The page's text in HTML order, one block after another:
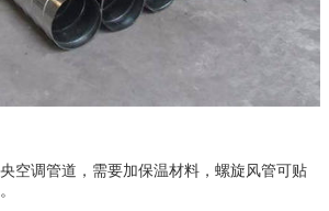
空调管道，需要加保温材料，螺旋风管可贴